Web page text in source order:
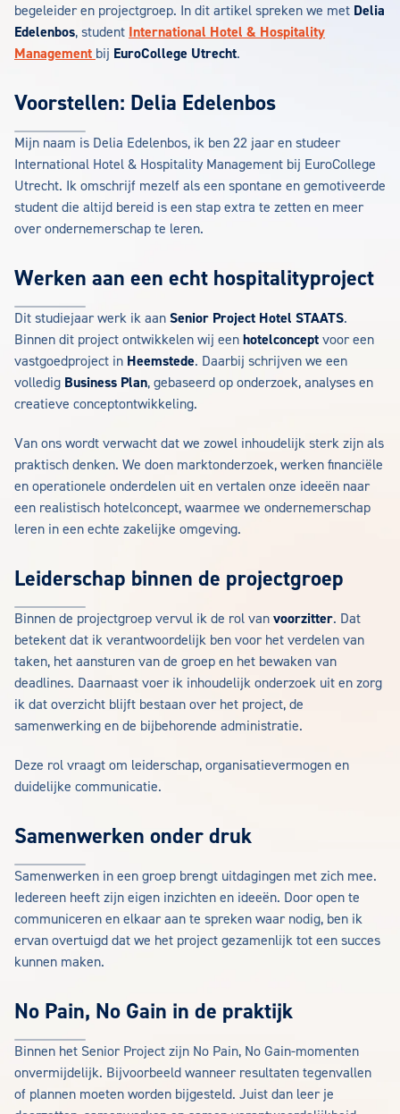
begeleider en projectgroep. In dit artikel spreken we met Delia
Edelenbos, student International Hotel & Hospitality
Management bij EuroCollege Utrecht.
Voorstellen: Delia Edelenbos
Mijn naam is Delia Edelenbos, ik ben 22 jaar en studeer
International Hotel & Hospitality Management bij EuroCollege
Utrecht. Ik omschrijf mezelf als een spontane en gemotiveerde
student die altijd bereid is een stap extra te zetten en meer
over ondernemerschap te leren.
Werken aan een echt hospitalityproject
Dit studiejaar werk ik aan Senior Project Hotel STAATS.
Binnen dit project ontwikkelen wij een hotelconcept voor een
vastgoedproject in Heemstede. Daarbij schrijven we een
volledig Business Plan, gebaseerd op onderzoek, analyses en
creatieve conceptontwikkeling.
Van ons wordt verwacht dat we zowel inhoudelijk sterk zijn als
praktisch denken. We doen marktonderzoek, werken financiële
en operationele onderdelen uit en vertalen onze ideeën naar
een realistisch hotelconcept, waarmee we ondernemerschap
leren in een echte zakelijke omgeving.
Leiderschap binnen de projectgroep
Binnen de projectgroep vervul ik de rol van voorzitter. Dat
betekent dat ik verantwoordelijk ben voor het verdelen van
taken, het aansturen van de groep en het bewaken van
deadlines. Daarnaast voer ik inhoudelijk onderzoek uit en zorg
ik dat overzicht blijft bestaan over het project, de
samenwerking en de bijbehorende administratie.
Deze rol vraagt om leiderschap, organisatievermogen en
duidelijke communicatie.
Samenwerken onder druk
Samenwerken in een groep brengt uitdagingen met zich mee.
Iedereen heeft zijn eigen inzichten en ideeën. Door open te
communiceren en elkaar aan te spreken waar nodig, ben ik
ervan overtuigd dat we het project gezamenlijk tot een succes
kunnen maken.
No Pain, No Gain in de praktijk
Binnen het Senior Project zijn No Pain, No Gain-momenten
onvermijdelijk. Bijvoorbeeld wanneer resultaten tegenvallen
of plannen moeten worden bijgesteld. Juist dan leer je